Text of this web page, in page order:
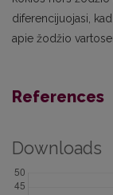
diferencijuojasi,
apie žodžio
References
Downloads